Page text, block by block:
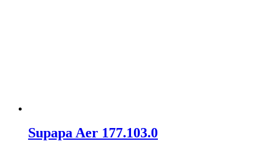
Supapa Aer 177.103.0